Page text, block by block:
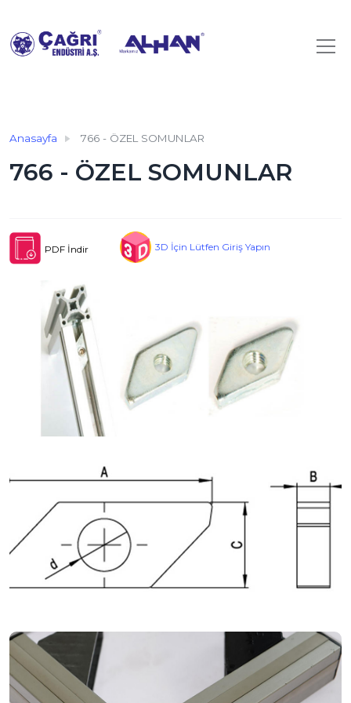
Anasayfa 766 - ÖZEL SOMUNLAR
766 - ÖZEL SOMUNLAR
PDF İndir 3D İçin Lütfen Giriş Yapın